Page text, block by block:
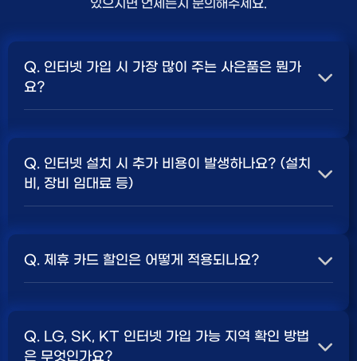
있으시면 언제든지 문의해주세요.
Q. 인터넷 가입 시 가장 많이 주는 사은품은 뭔가
요?
보통 500Mbps 또는 1Gbps 인터넷을 TV와 결합하여
가입할 때현금 사은품
세요.
Q. 인터넷 설치 시 추가 비용이 발생하나요? (설치
비, 장비 임대료 등)
청구되는 경우가 많습니다. 다만, 인터넷 상품 및 프로모션
책 확인 필수.
Q. 제휴 카드 할인은 어떻게 적용되나요?
에서 일정 금액이 할인됩니다. 할인 금액과 조건은 카드사
Q. LG, SK, KT 인터넷 가입 가능 지역 확인 방법
은 무엇인가요?